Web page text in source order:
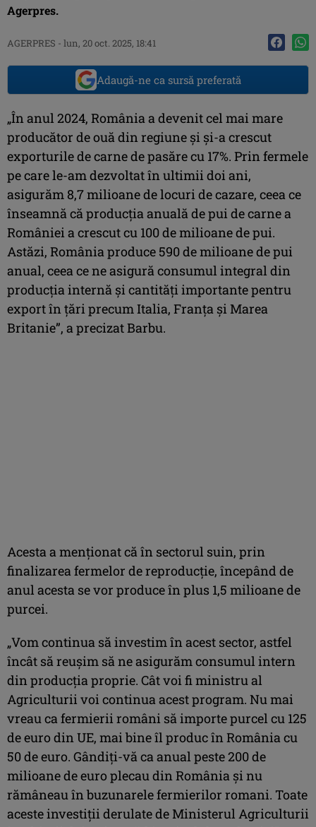
Agerpres.
AGERPRES - lun, 20 oct. 2025, 18:41
Adaugă-ne ca sursă preferată
„În anul 2024, România a devenit cel mai mare
producător de ouă din regiune şi şi-a crescut
exporturile de carne de pasăre cu 17%. Prin fermele
pe care le-am dezvoltat în ultimii doi ani,
asigurăm 8,7 milioane de locuri de cazare, ceea ce
înseamnă că producţia anuală de pui de carne a
României a crescut cu 100 de milioane de pui.
Astăzi, România produce 590 de milioane de pui
anual, ceea ce ne asigură consumul integral din
producţia internă şi cantităţi importante pentru
export în ţări precum Italia, Franţa şi Marea
Britanie”, a precizat Barbu.
Acesta a menţionat că în sectorul suin, prin
finalizarea fermelor de reproducţie, începând de
anul acesta se vor produce în plus 1,5 milioane de
purcei.
„Vom continua să investim în acest sector, astfel
încât să reuşim să ne asigurăm consumul intern
din producţia proprie. Cât voi fi ministru al
Agriculturii voi continua acest program. Nu mai
vreau ca fermierii români să importe purcel cu 125
de euro din UE, mai bine îl produc în România cu
50 de euro. Gândiţi-vă ca anual peste 200 de
milioane de euro plecau din România şi nu
rămâneau în buzunarele fermierilor romani. Toate
aceste investiţii derulate de Ministerul Agriculturii